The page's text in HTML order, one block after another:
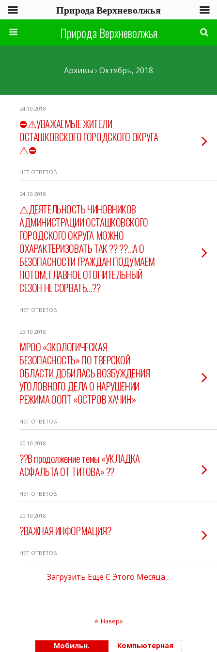
Природа Верхневолжья
Архивы › Октябрь, 2018
24.10.2018
⛔⚠УВАЖАЕМЫЕ ЖИТЕЛИ
ОСТАШКОВСКОГО ГОРОДСКОГО ОКРУГА
⚠⛔
НЕТ ОТВЕТОВ
24.10.2018
⚠ДЕЯТЕЛЬНОСТЬ ЧИНОВНИКОВ
АДМИНИСТРАЦИИ ОСТАШКОВСКОГО
ГОРОДСКОГО ОКРУГА МОЖНО
ОХАРАКТЕРИЗОВАТЬ ТАК ?? ??…А О
БЕЗОПАСНОСТИ ГРАЖДАН ПОДУМАЕМ
ПОТОМ, ГЛАВНОЕ ОТОПИТЕЛЬНЫЙ
СЕЗОН НЕ СОРВАТЬ…??
НЕТ ОТВЕТОВ
23.10.2018
МРОО «ЭКОЛОГИЧЕСКАЯ
БЕЗОПАСНОСТЬ» ПО ТВЕРСКОЙ
ОБЛАСТИ ДОБИЛАСЬ ВОЗБУЖДЕНИЯ
УГОЛОВНОГО ДЕЛА О НАРУШЕНИИ
РЕЖИМА ООПТ «ОСТРОВ ХАЧИН»
НЕТ ОТВЕТОВ
20.10.2018
??В продолжение темы «УКЛАДКА
АСФАЛЬТА ОТ ТИТОВА» ??
НЕТ ОТВЕТОВ
20.10.2018
?ВАЖНАЯ ИНФОРМАЦИЯ?
НЕТ ОТВЕТОВ
Загрузить Еще С Этого Месяца…
Наверх
Мобильн. Компьютерная
Природа Верхневолжья